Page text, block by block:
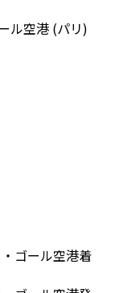
ル空港 (パリ)
ゴール空港着